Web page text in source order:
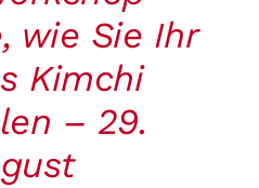
wie Sie Ihr
Kimchi
– 29.